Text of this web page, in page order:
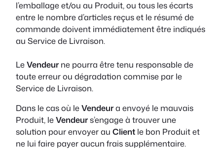
l’emballage et/ou au Produit, ou tous les écarts
entre le nombre d’articles reçus et le résumé de
commande doivent immédiatement être indiqués
au Service de Livraison.
LeVendeur ne pourra être tenu responsable de
toute erreur ou dégradation commise par le
Service de Livraison.
Dans le cas où leVendeura envoyé le mauvais
Produit, leVendeurs’engage à trouver une
solution pour envoyer au Client le bon Produit et
ne lui faire payer aucun frais supplémentaire.